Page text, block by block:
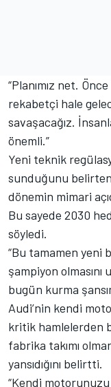
“Planımız net.
rekabetçi hale
savaşacağız.
önemli.”
Yeni teknik
sunduğunu
dönemin mimari
Bu sayede 2030
söyledi.
“Bu tamamen yeni
şampiyon
bugün kurma
Audi’nin kendi
kritik hamlelerden
fabrika takımı
yansıdığını belirtti.
“Kendi